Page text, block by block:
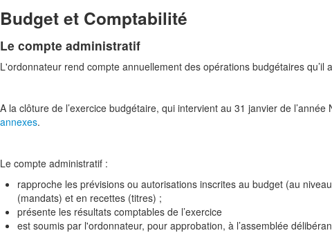
Budget et Comptabilité
Le compte administratif
L'ordonnateur rend compte annuellement des opérations budgétaires qu’il
A la clôture de l’exercice budgétaire, qui intervient au 31 janvier de l’année
annexes.
Le compte administratif :
rapproche les prévisions ou autorisations inscrites au budget (au
(mandats) et en recettes (titres) ;
présente les résultats comptables de l’exercice
est soumis par l'ordonnateur, pour approbation, à l’assemblée